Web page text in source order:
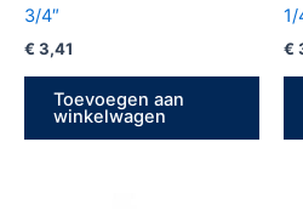
3/4″
€ 3,41
Toevoegen aan
winkelwagen
1/
€